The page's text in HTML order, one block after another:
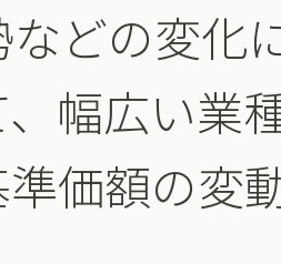
などの変化
、幅広い業
準価額の変